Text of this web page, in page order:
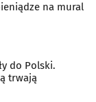
na mural
do Polski.
trwają